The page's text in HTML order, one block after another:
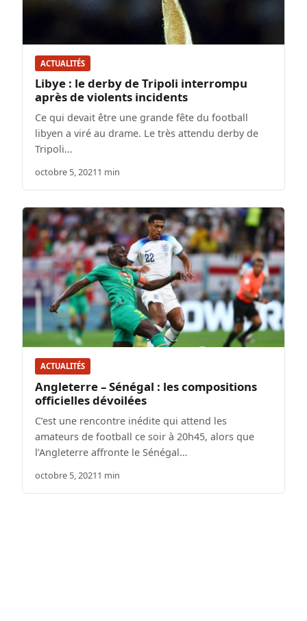
ACTUALITÉS
Libye : le derby de Tripoli interrompu
après de violents incidents
Ce qui devait être une grande fête du football
libyen a viré au drame. Le très attendu derby de
Tripoli…
octobre 5, 20211 min
ACTUALITÉS
Angleterre – Sénégal : les compositions
officielles dévoilées
C’est une rencontre inédite qui attend les
amateurs de football ce soir à 20h45, alors que
l’Angleterre affronte le Sénégal…
octobre 5, 20211 min